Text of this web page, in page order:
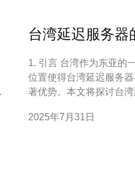
台湾延迟服务器
1. 引言 台湾作为东亚的一个重要信息技术中心，其地理
位置使得台湾延迟服务
著优势。本文将探讨台
决方案。 2. 台湾延迟服务器的基本性能 台湾延迟服务器
2025年7月31日